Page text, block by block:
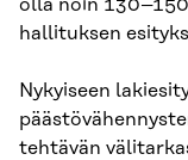
olla noin
hallituksen
Nykyiseen
tehtävän